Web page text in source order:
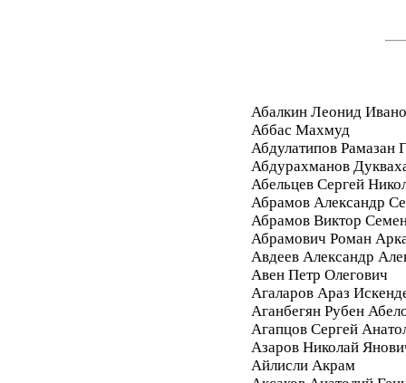
Абалкин Леонид
Аббас Махмуд
Абдулатипов Рамазан
Абдурахманов
Абельцев Сергей
Абрамов Александр
Абрамов Виктор
Абрамович Роман
Авдеев Александр
Авен Петр Олегович
Агаларов Араз
Аганбегян Рубен
Агапцов Сергей
Азаров Николай
Айлисли Акрам